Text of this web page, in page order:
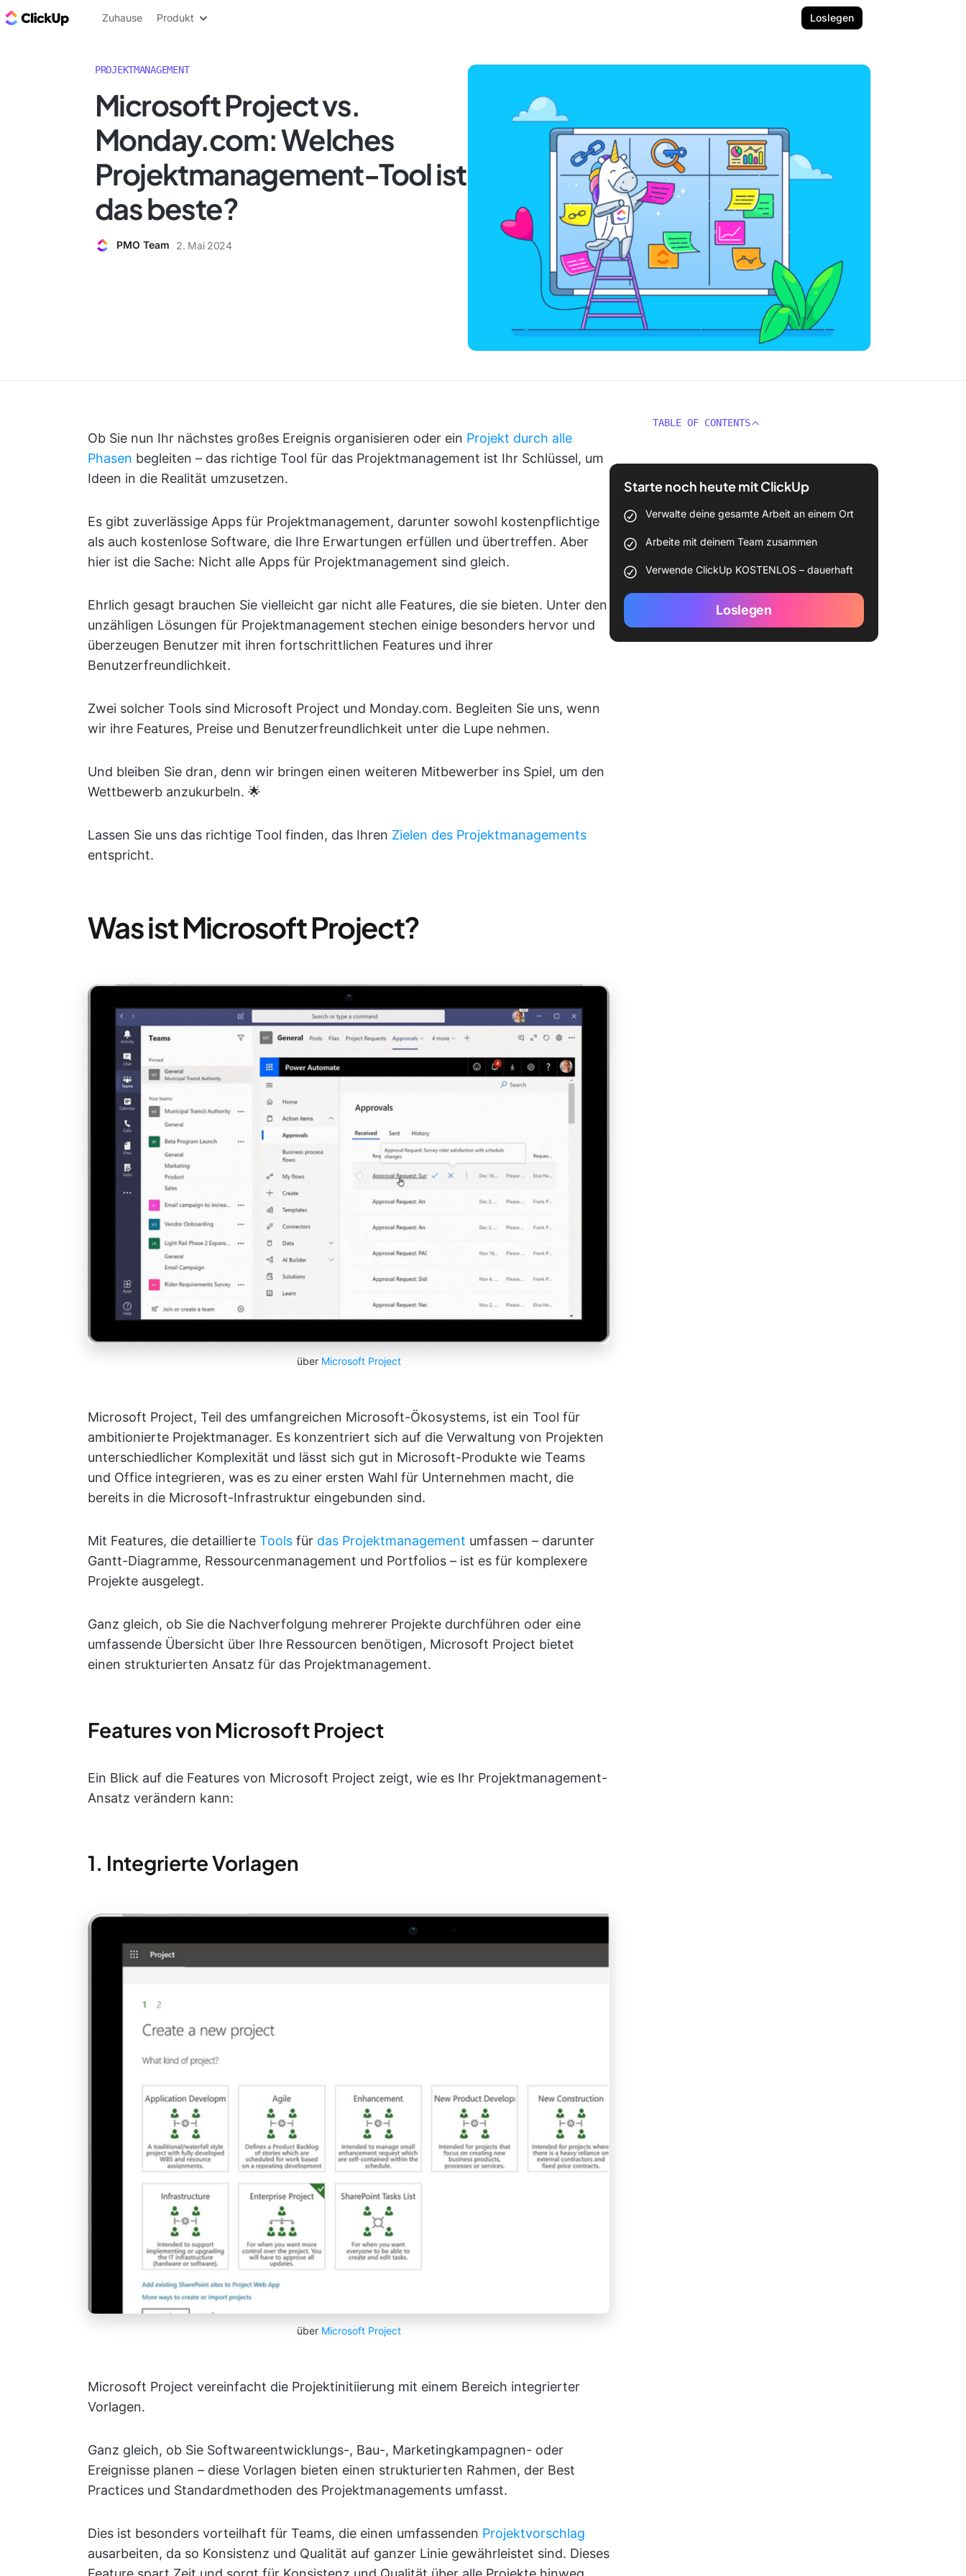
ClickUp Blog
Zuhause Produkt Loslegen
PROJEKTMANAGEMENT
Microsoft Project vs.
Monday.com: Welches
Projektmanagement-Tool ist
das beste?
PMO Team 2. Mai 2024
Ob Sie nun Ihr nächstes großes Ereignis organisieren oder ein Projekt durch alle
Phasen begleiten – das richtige Tool für das Projektmanagement ist Ihr Schlüssel, um
Ideen in die Realität umzusetzen.
Es gibt zuverlässige Apps für Projektmanagement, darunter sowohl kostenpflichtige
als auch kostenlose Software, die Ihre Erwartungen erfüllen und übertreffen. Aber
hier ist die Sache: Nicht alle Apps für Projektmanagement sind gleich.
Ehrlich gesagt brauchen Sie vielleicht gar nicht alle Features, die sie bieten. Unter den
unzähligen Lösungen für Projektmanagement stechen einige besonders hervor und
überzeugen Benutzer mit ihren fortschrittlichen Features und ihrer
Benutzerfreundlichkeit.
Zwei solcher Tools sind Microsoft Project und Monday.com. Begleiten Sie uns, wenn
wir ihre Features, Preise und Benutzerfreundlichkeit unter die Lupe nehmen.
Und bleiben Sie dran, denn wir bringen einen weiteren Mitbewerber ins Spiel, um den
Wettbewerb anzukurbeln. 🌟
Lassen Sie uns das richtige Tool finden, das Ihren Zielen des Projektmanagements
entspricht.
Was ist Microsoft Project?
über Microsoft Project
Microsoft Project, Teil des umfangreichen Microsoft-Ökosystems, ist ein Tool für
ambitionierte Projektmanager. Es konzentriert sich auf die Verwaltung von Projekten
unterschiedlicher Komplexität und lässt sich gut in Microsoft-Produkte wie Teams
und Office integrieren, was es zu einer ersten Wahl für Unternehmen macht, die
bereits in die Microsoft-Infrastruktur eingebunden sind.
Mit Features, die detaillierte Tools für das Projektmanagement umfassen – darunter
Gantt-Diagramme, Ressourcenmanagement und Portfolios – ist es für komplexere
Projekte ausgelegt.
Ganz gleich, ob Sie die Nachverfolgung mehrerer Projekte durchführen oder eine
umfassende Übersicht über Ihre Ressourcen benötigen, Microsoft Project bietet
einen strukturierten Ansatz für das Projektmanagement.
Features von Microsoft Project
Ein Blick auf die Features von Microsoft Project zeigt, wie es Ihr Projektmanagement-
Ansatz verändern kann:
1. Integrierte Vorlagen
über Microsoft Project
Microsoft Project vereinfacht die Projektinitiierung mit einem Bereich integrierter
Vorlagen.
Ganz gleich, ob Sie Softwareentwicklungs-, Bau-, Marketingkampagnen- oder
Ereignisse planen – diese Vorlagen bieten einen strukturierten Rahmen, der Best
Practices und Standardmethoden des Projektmanagements umfasst.
Dies ist besonders vorteilhaft für Teams, die einen umfassenden Projektvorschlag
ausarbeiten, da so Konsistenz und Qualität auf ganzer Linie gewährleistet sind. Dieses
TABLE OF CONTENTS
Starte noch heute mit ClickUp
Verwalte deine gesamte Arbeit an einem Ort
Arbeite mit deinem Team zusammen
Verwende ClickUp KOSTENLOS – dauerhaft
Loslegen